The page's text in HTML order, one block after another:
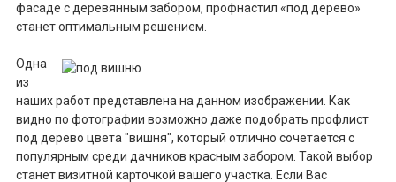
фасаде с деревянным забором, профнастил «под дерево»
станет оптимальным решением.
Одна
из
наших работ представлена на данном изображении. Как
видно по фотографии возможно даже подобрать профлист
под дерево цвета "вишня", который отлично сочетается с
популярным среди дачников красным забором. Такой выбор
станет визитной карточкой вашего участка. Если Вас